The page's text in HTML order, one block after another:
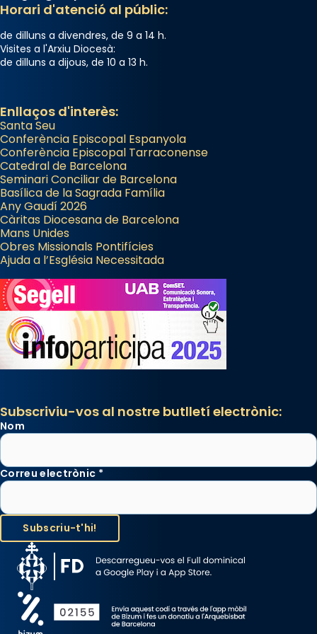
Horari d'atenció al públic:
de dilluns a divendres, de 9 a 14 h.
Visites a l'Arxiu Diocesà:
de dilluns a dijous, de 10 a 13 h.
Enllaços d'interès:
Santa Seu
Conferència Episcopal Espanyola
Conferència Episcopal Tarraconense
Catedral de Barcelona
Seminari Conciliar de Barcelona
Basílica de la Sagrada Família
Any Gaudí 2026
Càritas Diocesana de Barcelona
Mans Unides
Obres Missionals Pontifícies
Ajuda a l’Església Necessitada
Subscriviu-vos al nostre butlletí electrònic:
Nom
Correu electrònic *